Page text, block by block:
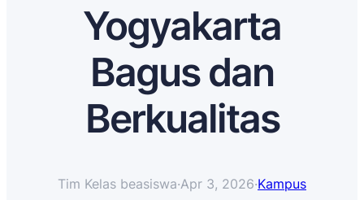
Yogyakarta
Bagus dan
Berkualitas
Tim Kelas beasiswa·Apr 3, 2026·Kampus